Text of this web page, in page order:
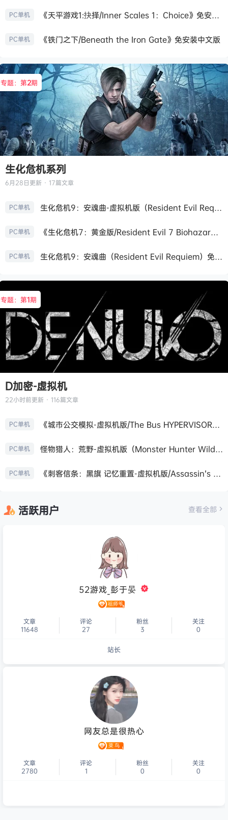
PC单机 《天平游戏1:抉择/Inner Scales 1：Choice》免安装中文版
PC单机 《铁门之下/Beneath the Iron Gate》免安装中文版
专题：第2期
生化危机系列
6月28日更新 · 17篇文章
PC单机 生化危机9：安魂曲-虚拟机版（Resident Evil Requiem HYPERVISOR）免安装中文版
PC单机 《生化危机7：黄金版/Resident Evil 7 Biohazard》免安装中文版
PC单机 生化危机9：安魂曲（Resident Evil Requiem）免安装中文版
专题：第1期
D加密-虚拟机
22小时前更新 · 116篇文章
PC单机 《城市公交模拟-虚拟机版/The Bus HYPERVISOR》免安装中文版
PC单机 怪物猎人：荒野-虚拟机版（Monster Hunter Wilds HYPERVISOR）免安装中文版
PC单机 《刺客信条：黑旗 记忆重置-虚拟机版/Assassin’s Creed Black Flag Resynced HYPERVISOR》免安装中文版
活跃用户 查看全部
52游戏_彭于晏
文章
11648
评论
27
粉丝
3
关注
0
站长
个人主页
网友总是很热心
文章
2780
评论
1
粉丝
0
关注
0